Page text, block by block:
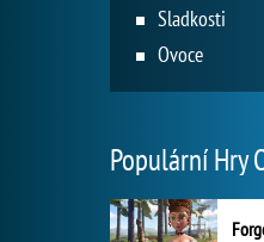
Sladkosti
Ovoce
Populární Hry